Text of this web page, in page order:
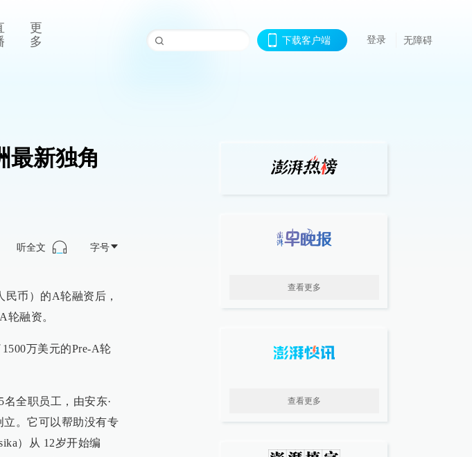
更
多
下载客户端 登录 无障碍
最新独角
听全文 字号
币）的A轮融资后，
轮融资。
万美元的Pre-A轮
全职员工，由安东·
立。它可以帮助没有专
）从 12岁开始编
查看更多
查看更多